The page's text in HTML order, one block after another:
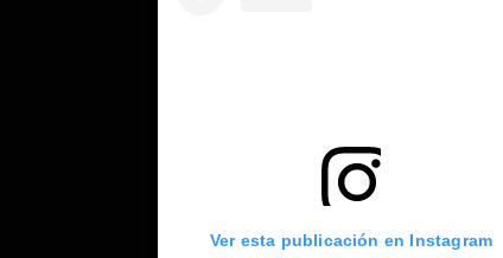
Ver esta publicación en Instagram